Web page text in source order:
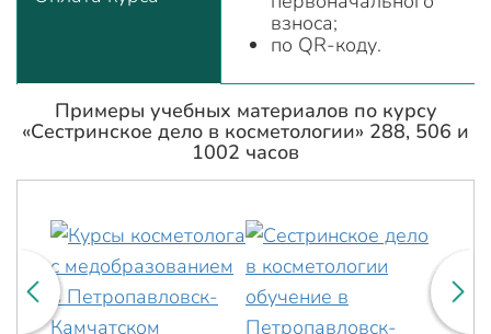
взноса;
по QR-коду.
Примеры учебных материалов по курсу
«Сестринское дело в косметологии» 288, 506 и
1002 часов